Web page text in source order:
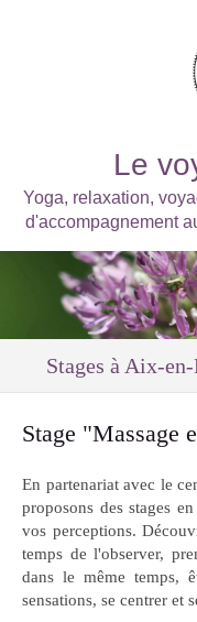
Le
Yoga, relaxation,
d'accompagnement
Stages à Aix-
Stage "Massage
En partenariat avec le
proposons des stages
vos perceptions.
temps de l'observer,
dans le même temps,
sensations, se centrer et